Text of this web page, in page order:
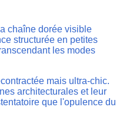
chaîne dorée visible
structurée en petites
les modes
mais ultra-chic.
architecturales et leur
que l'opulence du